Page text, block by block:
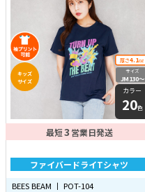
キッズ
サイズ
厚さ4.1oz
サイズ
JM130〜
7XL
カラー
20色
最短3 営業日発送
ファイバードライTシャツ
BEES BEAM 丨 POT-104